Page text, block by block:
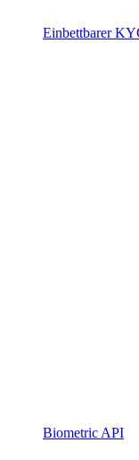
Einbettbarer
Biometric API